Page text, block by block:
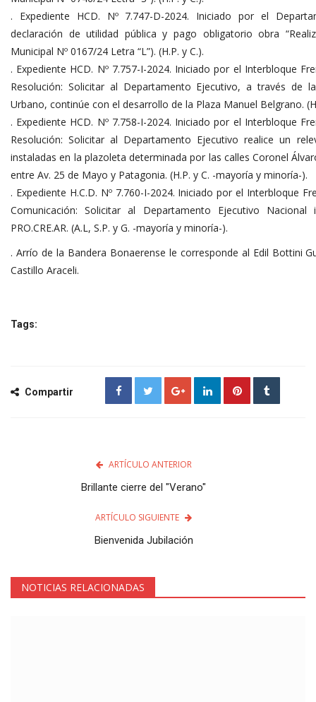
. Expediente HCD. Nº 7.747-D-2024. Iniciado por el
declaración de utilidad pública y pago obligatorio obra
Municipal Nº 0167/24 Letra “L”). (H.P. y C.).
. Expediente HCD. Nº 7.757-I-2024. Iniciado por el Interbloque
Resolución: Solicitar al Departamento Ejecutivo, a través de
Urbano, continúe con el desarrollo de la Plaza Manuel Belgrano.
. Expediente HCD. Nº 7.758-I-2024. Iniciado por el Interbloque
Resolución: Solicitar al Departamento Ejecutivo realice un
instaladas en la plazoleta determinada por las calles Coronel
entre Av. 25 de Mayo y Patagonia. (H.P. y C. -mayoría y minoría-).
. Expediente H.C.D. Nº 7.760-I-2024. Iniciado por el Interbloque
Comunicación: Solicitar al Departamento Ejecutivo
PRO.CRE.AR. (A.L, S.P. y G. -mayoría y minoría-).
. Arrío de la Bandera Bonaerense le corresponde al Edil Bottini
Castillo Araceli.
Tags:
Compartir
ARTÍCULO ANTERIOR
Brillante cierre del "Verano"
ARTÍCULO SIGUIENTE
Bienvenida Jubilación
NOTICIAS RELACIONADAS